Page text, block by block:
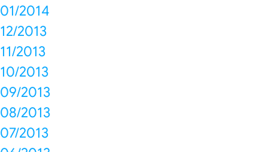
01/2014
12/2013
11/2013
10/2013
09/2013
08/2013
07/2013